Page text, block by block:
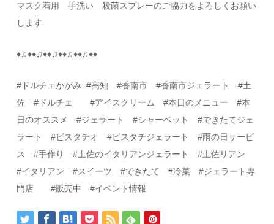
マスク着用 手洗い 殺菌スプレーのご協力をよろしくお願い
します
♦♫♦♦♫♦♦♫♦♦♫♦♦♫♦♦
# ドルチェかがみ #高知#香南市 #香南市ジェラート #土
佐# ドルチェ#アイスクリーム#本日のメニュー#本
日のオススメ#ジェラート#シャーベット#できたてジェ
ラート #ピスタチオ #ピスタチジェラート #雨の日サービ
ス#手作り#土佐のイタリアンジェラート#土佐リアン
#イタリアン#スイーツ #できたて#冷菓#ジェラート専
門店#販売中 #イベント情報